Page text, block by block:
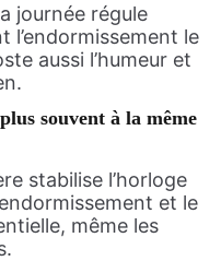
journée régule
l’endormissement le
aussi l’humeur et
souvent à la même
stabilise l’horloge
et le
même les